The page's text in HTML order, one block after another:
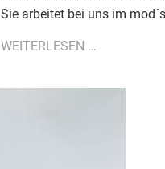
Sie arbeitet bei uns im
WEITERLESEN …